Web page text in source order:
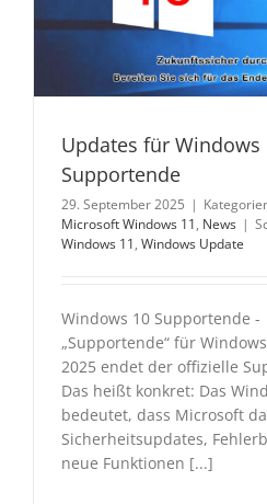
Updates für Windows
Supportende
29. September 2025 |
Microsoft Windows 11, News |
Windows 11, Windows Update
Windows 10 Supportende
„Supportende“ für
2025 endet der offizielle
Das heißt konkret: Das
bedeutet, dass Microsoft
Sicherheitsupdates,
neue Funktionen [...]